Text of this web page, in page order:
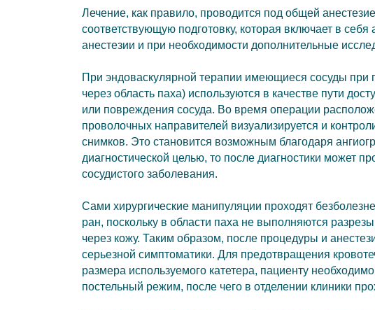
Лечение, как правило, проводится под общей
соответствующую подготовку, которая включает в
анестезии и при необходимости дополнительные
При эндоваскулярной терапии имеющиеся сосуды при
через область паха) используются в качестве пути
или повреждения сосуда. Во время операции
проволочных направителей визуализируется и
снимков. Это становится возможным благодаря
диагностической целью, то после диагностики может
сосудистого заболевания.
Сами хирургические манипуляции проходят
ран, поскольку в области паха не выполняются
через кожу. Таким образом, после процедуры и
серьезной симптоматики. Для предотвращения
размера используемого катетера, пациенту
постельный режим, после чего в отделении клиники